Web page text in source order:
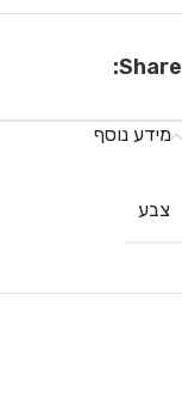
Share:
מידע נוסף
צבע